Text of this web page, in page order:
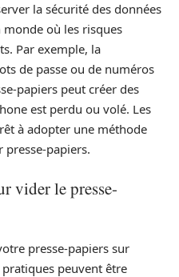
la sécurité des données
où les risques
Par exemple, la
de passe ou de numéros
papiers peut créer des
est perdu ou volé. Les
à adopter une méthode
papiers.
vider le presse-
presse-papiers sur
peuvent être